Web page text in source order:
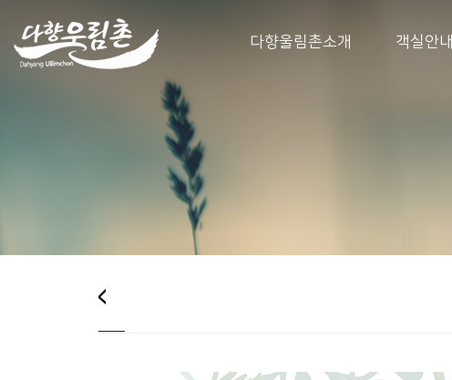
다향울림촌소개 객실안내